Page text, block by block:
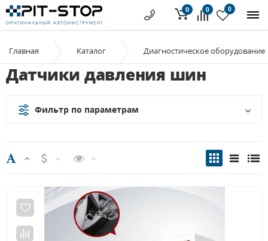
0 0
0
Главная Каталог Диагностическое оборудование
Датчики давления шин
Фильтр по параметрам